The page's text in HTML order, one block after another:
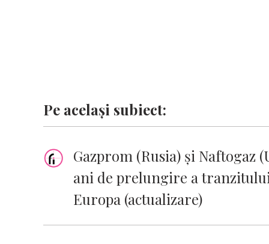
Pe același subiect:
Gazprom (Rusia) și Naftogaz
ani de prelungire a
Europa (actualizare)